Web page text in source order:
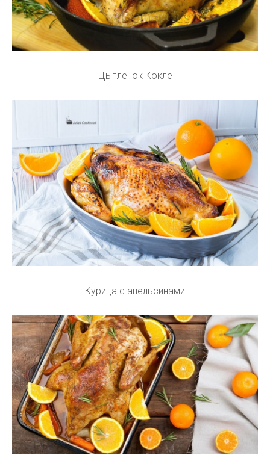
Цыпленок Кокле
Курица с апельсинами